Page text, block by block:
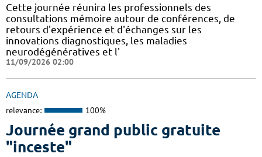
Cette journée réunira les professionnels des
consultations mémoire autour de conférences, de
retours d'expérience et d'échanges sur les
innovations diagnostiques, les maladies
neurodégénératives et l'
11/09/2026 02:00
AGENDA
relevance: 100%
Journée grand public gratuite
"inceste"